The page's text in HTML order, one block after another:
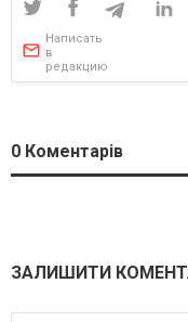
Написать
в
редакцию
0 Коментарів
ЗАЛИШИТИ